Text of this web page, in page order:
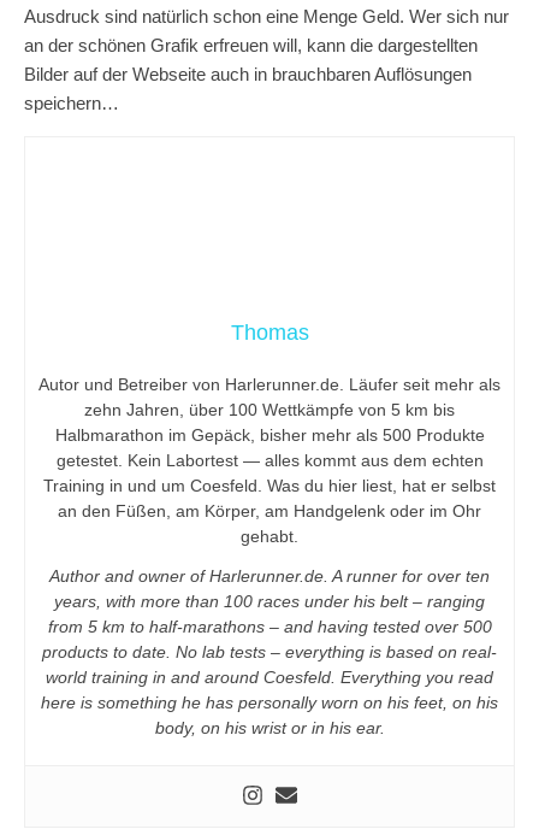
Ausdruck sind natürlich schon eine Menge Geld. Wer sich nur
an der schönen Grafik erfreuen will, kann die dargestellten
Bilder auf der Webseite auch in brauchbaren Auflösungen
speichern…
Thomas
Autor und Betreiber von Harlerunner.de. Läufer seit mehr als
zehn Jahren, über 100 Wettkämpfe von 5 km bis
Halbmarathon im Gepäck, bisher mehr als 500 Produkte
getestet. Kein Labortest — alles kommt aus dem echten
Training in und um Coesfeld. Was du hier liest, hat er selbst
an den Füßen, am Körper, am Handgelenk oder im Ohr
gehabt.
Author and owner of Harlerunner.de. A runner for over ten
years, with more than 100 races under his belt – ranging
from 5 km to half-marathons – and having tested over 500
products to date. No lab tests – everything is based on real-
world training in and around Coesfeld. Everything you read
here is something he has personally worn on his feet, on his
body, on his wrist or in his ear.